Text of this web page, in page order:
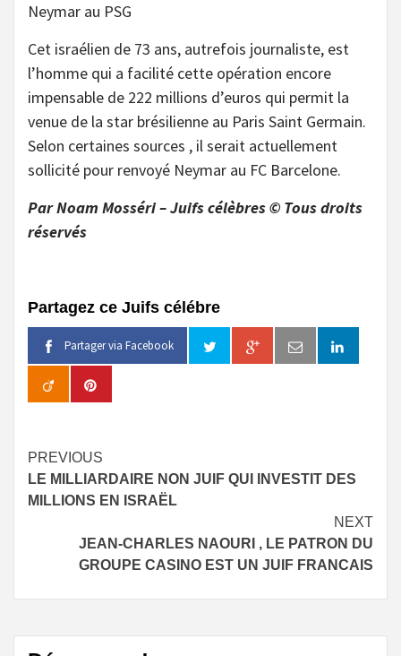
Neymar au PSG
Cet israélien de 73 ans, autrefois journaliste, est
l’homme qui a facilité cette opération encore
impensable de 222 millions d’euros qui permit la
venue de la star brésilienne au Paris Saint Germain.
Selon certaines sources , il serait actuellement
sollicité pour renvoyé Neymar au FC Barcelone.
Par Noam Mosséri – Juifs célèbres © Tous droits
réservés
Partagez ce Juifs célébre
Partager via Facebook
Continue
Reading
PREVIOUS
LE MILLIARDAIRE NON JUIF QUI INVESTIT DES
MILLIONS EN ISRAËL
NEXT
JEAN-CHARLES NAOURI , LE PATRON DU
GROUPE CASINO EST UN JUIF FRANCAIS